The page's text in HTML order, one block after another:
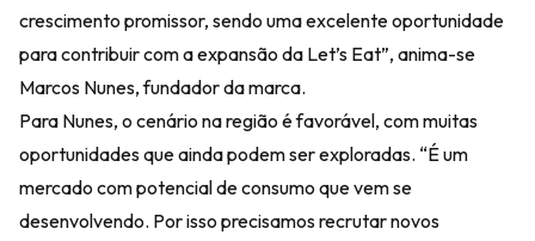
crescimento promissor, sendo uma excelente oportunidade
para contribuir com a expansão da Let’s Eat”, anima-se
Marcos Nunes, fundador da marca.
Para Nunes, o cenário na região é favorável, com muitas
oportunidades que ainda podem ser exploradas. “É um
mercado com potencial de consumo que vem se
desenvolvendo. Por isso precisamos recrutar novos